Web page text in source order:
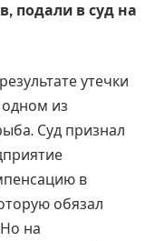
подали в суд на
утечки
одном из
Суд признал
в
обязал
на